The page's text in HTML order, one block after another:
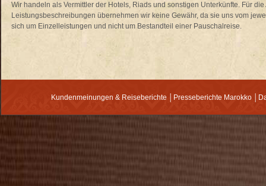
Wir handeln als Vermittler der Hotels, Riads und sonstigen Unterkünfte. Für
Leistungsbeschreibungen übernehmen wir keine Gewähr, da sie uns vom
sich um Einzelleistungen und nicht um Bestandteil einer Pauschalreise.
Kundenmeinungen & Reiseberichte Presseberichte Marokko